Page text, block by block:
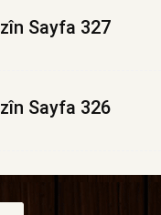
Sayfa 327
Sayfa 326